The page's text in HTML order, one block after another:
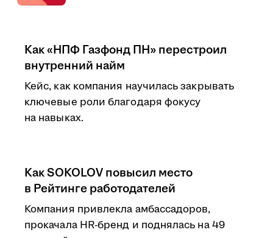
Как «НПФ Газфонд ПН» перестроил
внутренний найм
Кейс, как компания научилась закрывать
ключевые роли благодаря фокусу
на навыках.
Как SOKOLOV повысил место
в Рейтинге работодателей
Компания привлекла амбассадоров,
прокачала HR-бренд и поднялась на 49